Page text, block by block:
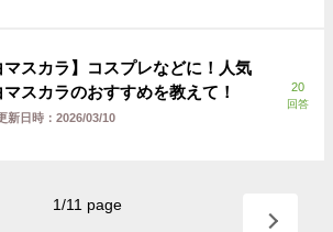
マスカラ】コスプレなどに！人気
マスカラのおすすめを教えて！
新日時： 2026/03/10
20
回答
1/11 page